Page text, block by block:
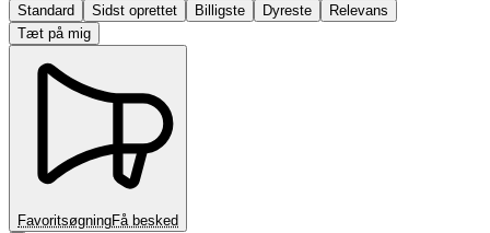
Standard
Sidst oprettet Billigste Dyreste
Relevans
Tæt på mig
FavoritsøgningFå besked